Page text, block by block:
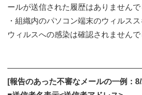
ールが送信された履歴はありませんで
・組織内のパソコン端末のウィル
ウィルスへの感染は確認されませんで
[報告のあった不審なメールの一例：